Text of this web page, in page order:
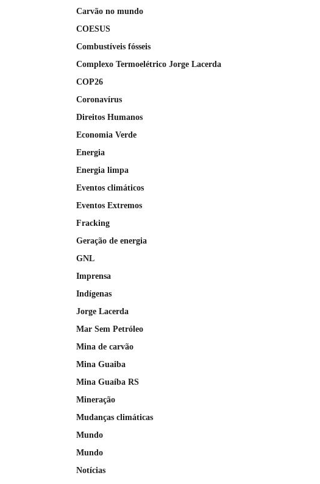
Carvão no mundo
COESUS
Combustíveis fósseis
Complexo Termoelétrico Jorge Lacerda
COP26
Coronavírus
Direitos Humanos
Economia Verde
Energia
Energia limpa
Eventos climáticos
Eventos Extremos
Fracking
Geração de energia
GNL
Imprensa
Indígenas
Jorge Lacerda
Mar Sem Petróleo
Mina de carvão
Mina Guaiba
Mina Guaíba RS
Mineração
Mudanças climáticas
Mundo
Mundo
Notícias